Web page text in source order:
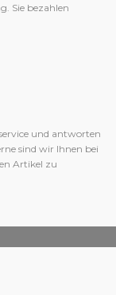
Sie bezahlen
und antworten
sind wir Ihnen bei
Artikel zu